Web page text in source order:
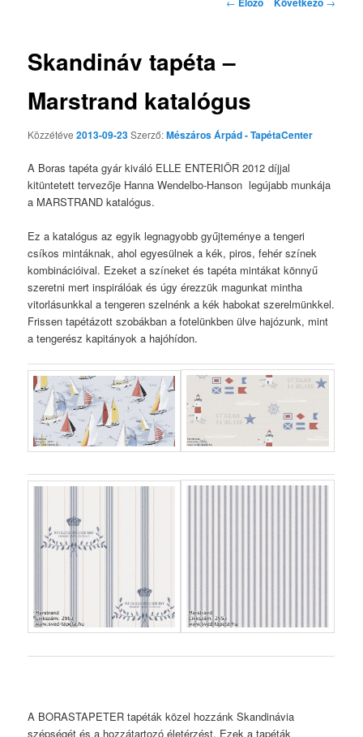
Skandináv tapéta –
Marstrand katalógus
Közzétéve2013-09-23Szerző:Mészáros Árpád - TapétaCenter
A Boras tapéta gyár kiváló ELLE ENTERIÖR 2012 díjjal
kitüntetett tervezője Hanna Wendelbo-Hanson legújabb munkája
a MARSTRAND katalógus.
Ez a katalógus az egyik legnagyobb gyűjteménye a tengeri
csíkos mintáknak, ahol egyesülnek a kék, piros, fehér színek
kombinációival. Ezeket a színeket és tapéta mintákat könnyű
szeretni mert inspirálóak és úgy érezzük magunkat mintha
vitorlásunkkal a tengeren szelnénk a kék habokat szerelmünkkel.
Frissen tapétázott szobákban a fotelünkben ülve hajózunk, mint
a tengerész kapitányok a hajóhídon.
A BORASTAPETER tapéták közel hozzánk Skandinávia
szépségét és a hozzátartozó életérzést. Ezek a tapéták